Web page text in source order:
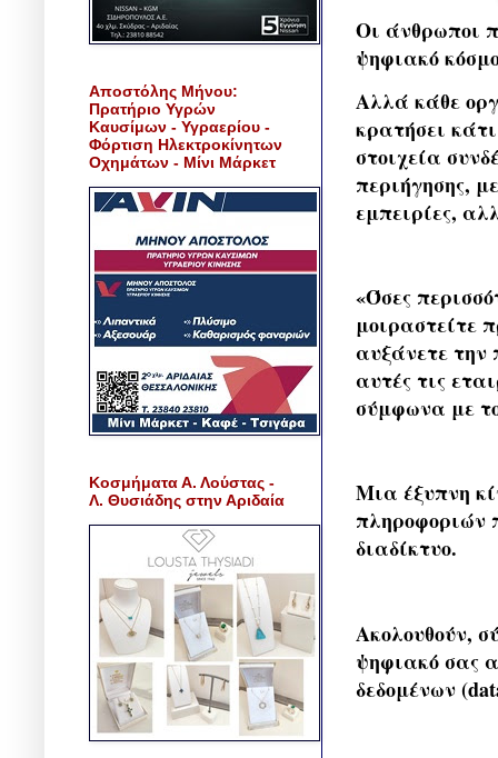
Οι άνθρωποι
ψηφιακό
Αλλά κάθε
κρατήσει
στοιχεία
περιήγησης,
εμπειρίες,
«Όσες
μοιραστείτε
αυξάνετε την
αυτές τις
σύμφωνα με
Μια έξυπνη
πληροφοριών
διαδίκτυο.
Ακολουθούν,
ψηφιακό σας
δεδομένων
Αποστόλης Μήνου:
Πρατήριο Υγρών
Καυσίμων - Υγραερίου -
Φόρτιση Ηλεκτροκίνητων
Οχημάτων - Μίνι Μάρκετ
Κοσμήματα Α. Λούστας -
Λ. Θυσιάδης στην Αριδαία